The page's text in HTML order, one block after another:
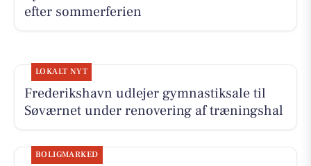
efter sommerferien
LOKALT NYT
Frederikshavn udlejer gymnastiksale til
Søværnet under renovering af træningshal
BOLIGMARKED